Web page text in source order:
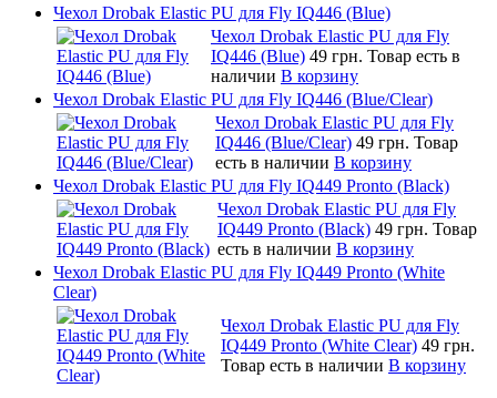
Чехол Drobak Elastic PU для Fly IQ446 (Blue)
Чехол Drobak Elastic PU для Fly
IQ446 (Blue) 49 грн. Товар есть в
наличии В корзину
Чехол Drobak Elastic PU для Fly IQ446 (Blue/Сlear)
Чехол Drobak Elastic PU для Fly
IQ446 (Blue/Сlear) 49 грн. Товар
есть в наличии В корзину
Чехол Drobak Elastic PU для Fly IQ449 Pronto (Black)
Чехол Drobak Elastic PU для Fly
IQ449 Pronto (Black) 49 грн. Товар
есть в наличии В корзину
Чехол Drobak Elastic PU для Fly IQ449 Pronto (White
Clear)
Чехол Drobak Elastic PU для Fly
IQ449 Pronto (White Clear) 49 грн.
Товар есть в наличии В корзину